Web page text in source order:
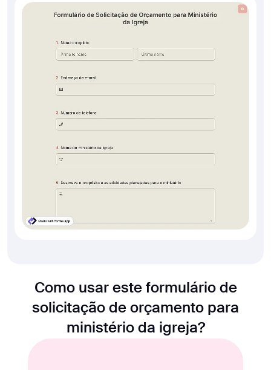
Como usar este formulário de
solicitação de orçamento para
ministério da igreja?